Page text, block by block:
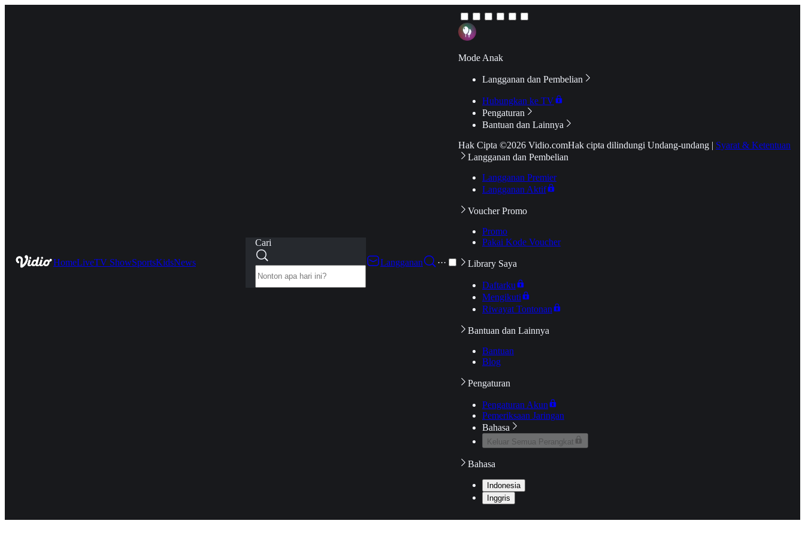
HomeLiveTV ShowSportsKidsNews
Cari
Langganan
···
Mode Anak
Langganan dan Pembelian
Hubungkan ke TV
Pengaturan
Bantuan dan Lainnya
Hak Cipta ©2026 Vidio.comHak cipta dilindungi Undang-undang | Syarat & Ketentuan
Langganan dan Pembelian
Langganan Premier
Langganan Aktif
Voucher Promo
Promo
Pakai Kode Voucher
Library Saya
Daftarku
Mengikuti
Riwayat Tontonan
Bantuan dan Lainnya
Bantuan
Blog
Pengaturan
Pengaturan Akun
Pemeriksaan Jaringan
Bahasa
Keluar Semua Perangkat
Bahasa
Indonesia
Inggris